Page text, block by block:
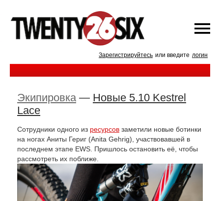
Зарегистрируйтесь или введите логин
Экипировка— Новые 5.10 Kestrel
Lace
Сотрудники одного из ресурсов заметили новые ботинки
на ногах Аниты Гериг (Anita Gehrig), участвовавшей в
последнем этапе EWS. Пришлось остановить её, чтобы
рассмотреть их поближе.